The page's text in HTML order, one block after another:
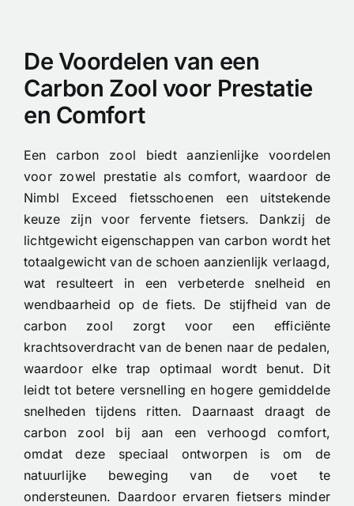
De Voordelen van een
Carbon Zool voor Prestatie
en Comfort
Een carbon zool biedt aanzienlijke voordelen
voor zowel prestatie als comfort, waardoor de
Nimbl Exceed fietsschoenen een uitstekende
keuze zijn voor fervente fietsers. Dankzij de
lichtgewicht eigenschappen van carbon wordt het
totaalgewicht van de schoen aanzienlijk verlaagd,
wat resulteert in een verbeterde snelheid en
wendbaarheid op de fiets. De stijfheid van de
carbon zool zorgt voor een efficiënte
krachtsoverdracht van de benen naar de pedalen,
waardoor elke trap optimaal wordt benut. Dit
leidt tot betere versnelling en hogere gemiddelde
snelheden tijdens ritten. Daarnaast draagt de
carbon zool bij aan een verhoogd comfort,
omdat deze speciaal ontworpen is om de
natuurlijke beweging van de voet te
ondersteunen. Daardoor ervaren fietsers minder